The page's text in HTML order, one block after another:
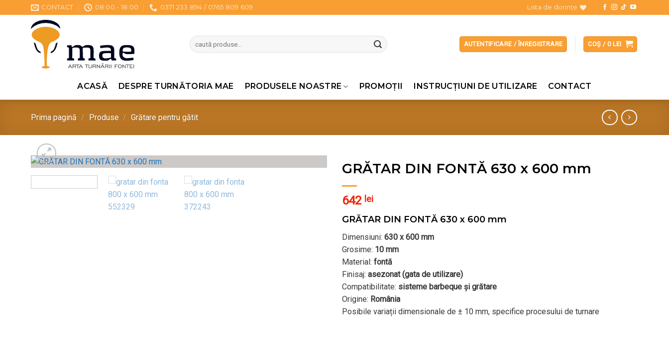
la
CONTACT 08:00 - 18:00 0371 233 894 / 0765 809 609 Lista de dorințe
Caută
după:
AUTENTIFICARE / ÎNREGISTRARE COȘ / 0 LEI
ACASĂ DESPRE TURNĂTORIA MAE PRODUSELE NOASTRE PROMOŢII INSTRUCȚIUNI DE UTILIZARE CONTACT
Prima pagină / Produse / Grătare pentru gătit
GRĂTAR DIN FONTĂ 630 x 600 mm
642 lei
GRĂTAR DIN FONTĂ 630 x 600 mm
Dimensiuni: 630 x 600 mm
Grosime: 10 mm
Material: fontă
Finisaj: asezonat (gata de utilizare)
Compatibilitate: sisteme barbeque și grătare
Origine: România
Posibile variații dimensionale de ± 10 mm, specifice procesului de turnare